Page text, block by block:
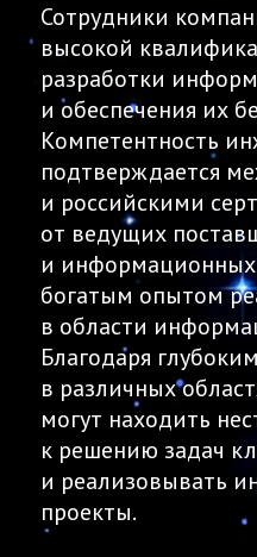
Сотрудники
высокой
разработки
и обеспечения их
Компетентность
подтверждается
и российскими
от ведущих
и
богатым опытом
в области
Благодаря
в различных
могут находить
к решению задач
и реализовывать
проекты.